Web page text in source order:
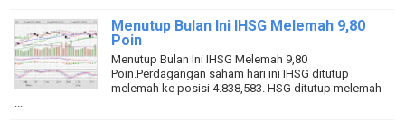
Menutup Bulan Ini IHSG Melemah 9,80
Poin
Menutup Bulan Ini IHSG Melemah 9,80
Poin.Perdagangan saham hari ini IHSG ditutup
melemah ke posisi 4.838,583. HSG ditutup melemah